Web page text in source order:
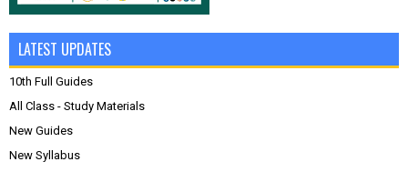
LATEST UPDATES
10th Full Guides
All Class - Study Materials
New Guides
New Syllabus